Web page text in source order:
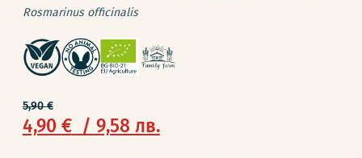
Rosmarinus officinalis
5,90€
Original
4,90 € / 9,58 лв.Текущата